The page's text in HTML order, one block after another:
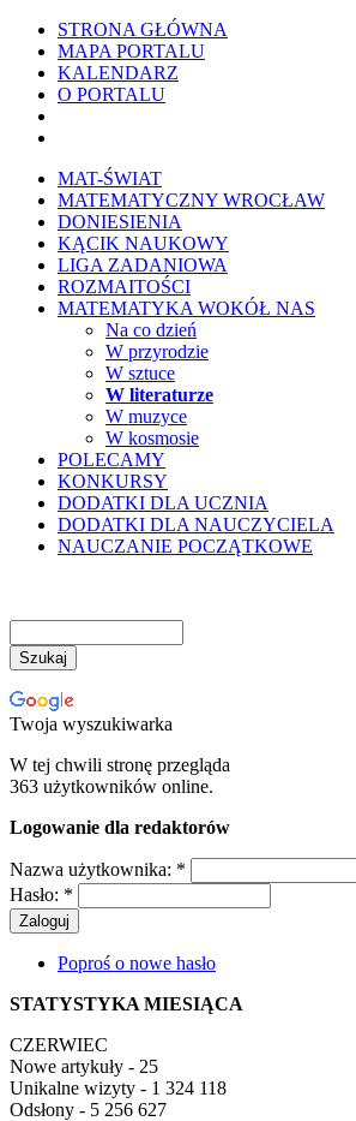
STRONA GŁÓWNA
MAPA PORTALU
KALENDARZ
O PORTALU
MAT-ŚWIAT
MATEMATYCZNY WROCŁAW
DONIESIENIA
KĄCIK NAUKOWY
LIGA ZADANIOWA
ROZMAITOŚCI
MATEMATYKA WOKÓŁ NAS
Na co dzień
W przyrodzie
W sztuce
W literaturze
W muzyce
W kosmosie
POLECAMY
KONKURSY
DODATKI DLA UCZNIA
DODATKI DLA NAUCZYCIELA
NAUCZANIE POCZĄTKOWE
Twoja wyszukiwarka
W tej chwili stronę przegląda
363 użytkowników online.
Logowanie dla redaktorów
Nazwa użytkownika: *
Hasło: *
Poproś o nowe hasło
STATYSTYKA MIESIĄCA
CZERWIEC
Nowe artykuły - 25
Unikalne wizyty - 1 324 118
Odsłony - 5 256 627